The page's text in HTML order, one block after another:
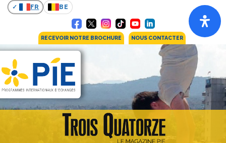
FR BE
RECEVOIR NOTRE BROCHURE NOUS CONTACTER